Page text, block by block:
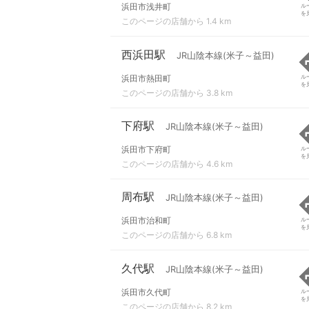
浜田市浅井町
このページの店舗から 1.4 km
ル
を
西浜田駅 JR山陰本線(米子～益田)
浜田市熱田町
このページの店舗から 3.8 km
ル
を
下府駅 JR山陰本線(米子～益田)
浜田市下府町
このページの店舗から 4.6 km
ル
を
周布駅 JR山陰本線(米子～益田)
浜田市治和町
このページの店舗から 6.8 km
ル
を
久代駅 JR山陰本線(米子～益田)
浜田市久代町
このページの店舗から 8.2 km
ル
を